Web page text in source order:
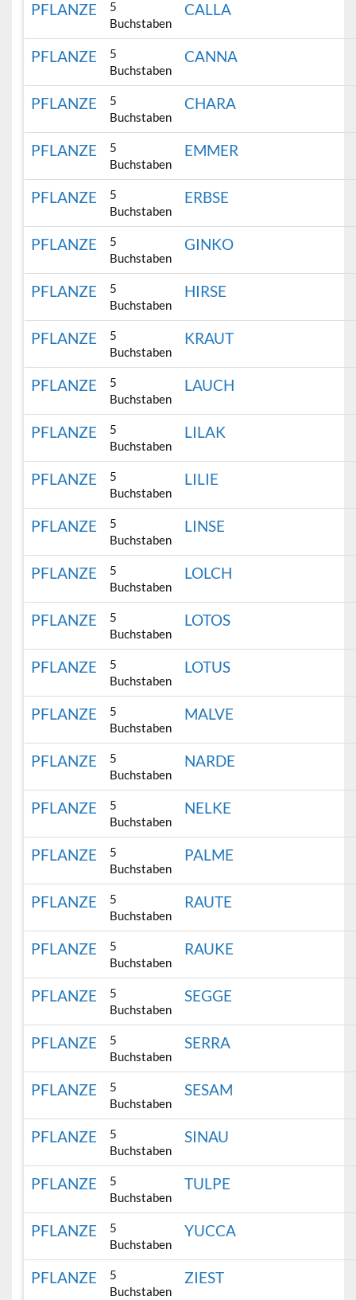
PFLANZE
5
Buchstaben
CALLA
PFLANZE
5
Buchstaben
CANNA
PFLANZE
5
Buchstaben
CHARA
PFLANZE
5
Buchstaben
EMMER
PFLANZE
5
Buchstaben
ERBSE
PFLANZE
5
Buchstaben
GINKO
PFLANZE
5
Buchstaben
HIRSE
PFLANZE
5
Buchstaben
KRAUT
PFLANZE
5
Buchstaben
LAUCH
PFLANZE
5
Buchstaben
LILAK
PFLANZE
5
Buchstaben
LILIE
PFLANZE
5
Buchstaben
LINSE
PFLANZE
5
Buchstaben
LOLCH
PFLANZE
5
Buchstaben
LOTOS
PFLANZE
5
Buchstaben
LOTUS
PFLANZE
5
Buchstaben
MALVE
PFLANZE
5
Buchstaben
NARDE
PFLANZE
5
Buchstaben
NELKE
PFLANZE
5
Buchstaben
PALME
PFLANZE
5
Buchstaben
RAUTE
PFLANZE
5
Buchstaben
RAUKE
PFLANZE
5
Buchstaben
SEGGE
PFLANZE
5
Buchstaben
SERRA
PFLANZE
5
Buchstaben
SESAM
PFLANZE
5
Buchstaben
SINAU
PFLANZE
5
Buchstaben
TULPE
PFLANZE
5
Buchstaben
YUCCA
PFLANZE
5
Buchstaben
ZIEST